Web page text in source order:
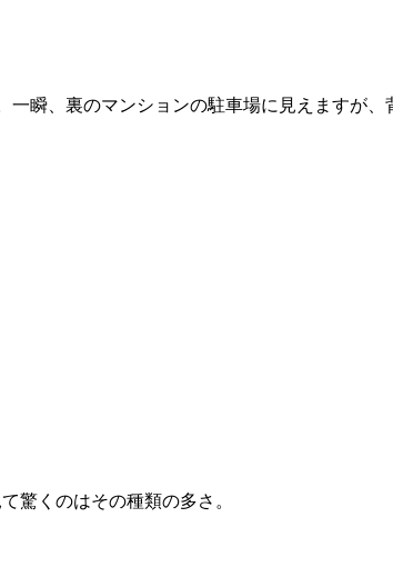
瞬、裏のマンションの駐車場に見えますが、
驚くのはその種類の多さ。